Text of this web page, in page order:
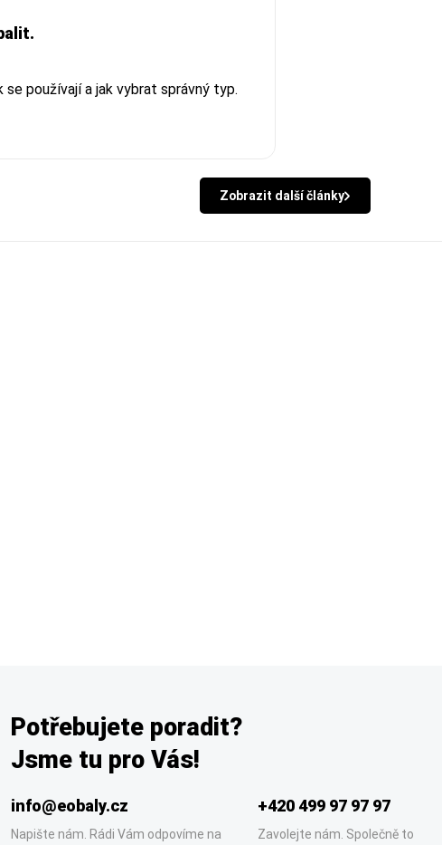
používají a jak vybrat správný typ.
Zobrazit další články
Potřebujete poradit?
Jsme tu pro Vás!
info@eobaly.cz
Napište nám. Rádi Vám odpovíme na
+420 499 97 97 97
Zavolejte nám. Společně to